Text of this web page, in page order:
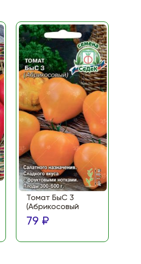
Томат БыС 3
(Абрикосовый
79 ₽